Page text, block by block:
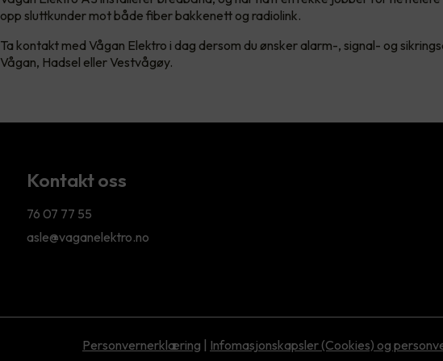
opp sluttkunder mot både fiber bakkenett og radiolink.
Ta kontakt med Vågan Elektro i dag dersom du ønsker alarm-, signal- og
Vågan, Hadsel eller Vestvågøy.
Kontakt oss
76 07 77 55
asle@vaganelektro.no
Personvernerklæring Infomasjonskapsler (Cookies) og